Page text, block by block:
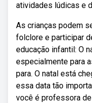
atividades lúdicas e
As crianças podem
folclore e participar
educação infantil: O
especialmente para
para. O natal está
essa data tão
você é professora